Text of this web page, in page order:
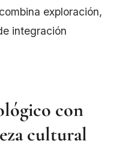
exploración,
integración
con
cultural